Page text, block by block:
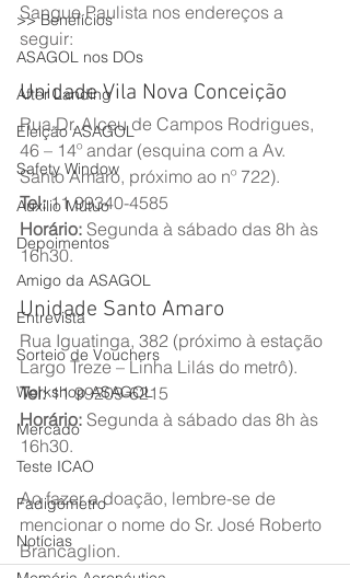
>> Benefícios
ASAGOL nos DOs
After Landing
Eleição ASAGOL
Safety Window
Auxílio Mútuo
Depoimentos
Amigo da ASAGOL
Entrevista
Sorteio de Vouchers
Workshop ASAGOL
Mercado
Teste ICAO
Fadigômetro
Notícias
Sangue Paulista nos endereços a
seguir:
Unidade Vila Nova Conceição
Rua Dr. Alceu de Campos Rodrigues,
46 – 14º andar (esquina com a Av.
Santo Amaro, próximo ao nº 722).
Tel: 11 99340-4585
Horário: Segunda à sábado das 8h às
16h30.
Unidade Santo Amaro
Rua Iguatinga, 382 (próximo à estação
Largo Treze – Linha Lilás do metrô).
Tel: 11 99209-6215
Horário: Segunda à sábado das 8h às
16h30.
Ao fazer a doação, lembre-se de
mencionar o nome do Sr. José Roberto
Brancaglion.